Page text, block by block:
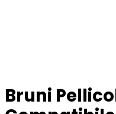
Bruni